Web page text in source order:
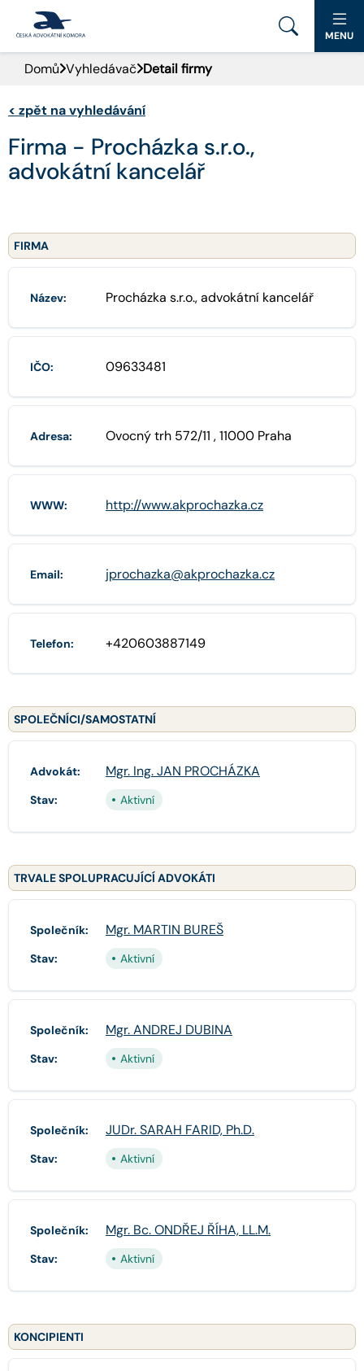
PORTÁL ČAK
DOMŮ
AKTUALITY
PRO VEŘEJNOST
MENU
Domů Vyhledávač Detail firmy
< zpět na vyhledávání
Firma - Procházka s.r.o.,
advokátní kancelář
FIRMA
Název: Procházka s.r.o., advokátní kancelář
IČO: 09633481
Adresa: Ovocný trh 572/11 , 11000 Praha
WWW: http://www.akprochazka.cz
Email: jprochazka@akprochazka.cz
Telefon: +420603887149
SPOLEČNÍCI/SAMOSTATNÍ
Advokát: Mgr. Ing. JAN PROCHÁZKA
Stav: Aktivní
TRVALE SPOLUPRACUJÍCÍ ADVOKÁTI
Společník: Mgr. MARTIN BUREŠ
Stav: Aktivní
Společník: Mgr. ANDREJ DUBINA
Stav: Aktivní
Společník: JUDr. SARAH FARID, Ph.D.
Stav: Aktivní
Společník: Mgr. Bc. ONDŘEJ ŘÍHA, LL.M.
Stav: Aktivní
KONCIPIENTI